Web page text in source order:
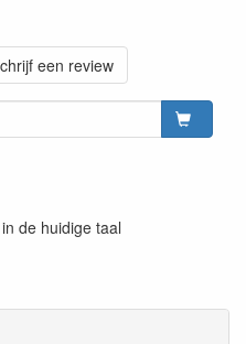
een review
de huidige taal